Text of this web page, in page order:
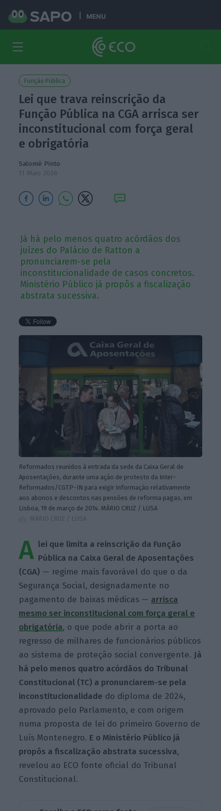
MENU
Função Pública
Lei que trava reinscrição da
Função Pública na CGA arrisca ser
inconstitucional com força geral
e obrigatória
Salomé Pinto
11 Maio 2026
Já há pelo menos quatro acórdãos dos
juízes do Palácio de Ratton a
pronunciarem-se pela
inconstitucionalidade de casos concretos.
Ministério Público já propôs a fiscalização
abstrata sucessiva.
Reformados reunidos à entrada da sede da Caixa Geral de
Aposentações, durante uma ação de protesto da Inter-
Reformados/CGTP-IN para exigir informação relativamente
aos abonos e descontos nas pensões de reforma pagas, em
Lisboa, 19 de março de 2014. MÁRIO CRUZ / LUSA
MÁRIO CRUZ / LUSA
A lei que limita a reinscrição da Função
Pública na Caixa Geral de Aposentações
(CGA) — regime mais favorável do que o da
Segurança Social, designadamente no
pagamento de baixas médicas — arrisca
mesmo ser inconstitucional com força geral e
obrigatória, o que pode abrir a porta ao
regresso de milhares de funcionários públicos
ao sistema de proteção social convergente. Já
há pelo menos quatro acórdãos do Tribunal
Constitucional (TC) a pronunciarem-se pela
inconstitucionalidade do diploma de 2024,
aprovado pelo Parlamento, e com origem
numa proposta de lei do primeiro Governo de
Luís Montenegro. E o Ministério Público já
propôs a fiscalização abstrata sucessiva,
revelou ao ECO fonte oficial do Tribunal
Constitucional.